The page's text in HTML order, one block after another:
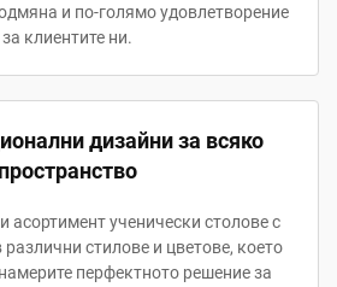
и по-голямо удовлетворение
за клиентите ни.
дизайни за всяко
пространство
асортимент ученически столове с
различни стилове и цветове, което
перфектното решение за